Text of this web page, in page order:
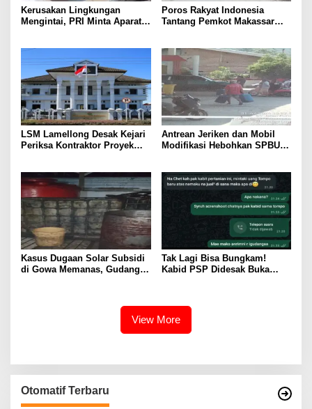
Kerusakan Lingkungan
Mengintai, PRI Minta Aparat
Poros Rakyat Indonesia
Tantang Pemkot Makassar
LSM Lamellong Desak Kejari
Periksa Kontraktor Proyek
Antrean Jeriken dan Mobil
Modifikasi Hebohkan SPBU
Kasus Dugaan Solar Subsidi
di Gowa Memanas, Gudang
Tak Lagi Bisa Bungkam!
Kabid PSP Didesak Buka
View More
Otomatif Terbaru